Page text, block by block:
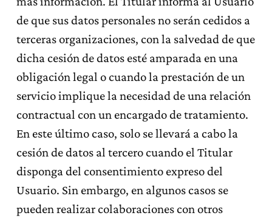
de que sus datos personales no serán cedidos a
terceras organizaciones, con la salvedad de que
dicha cesión de datos esté amparada en una
obligación legal o cuando la prestación de un
servicio implique la necesidad de una relación
contractual con un encargado de tratamiento.
En este último caso, solo se llevará a cabo la
cesión de datos al tercero cuando el Titular
disponga del consentimiento expreso del
Usuario. Sin embargo, en algunos casos se
pueden realizar colaboraciones con otros